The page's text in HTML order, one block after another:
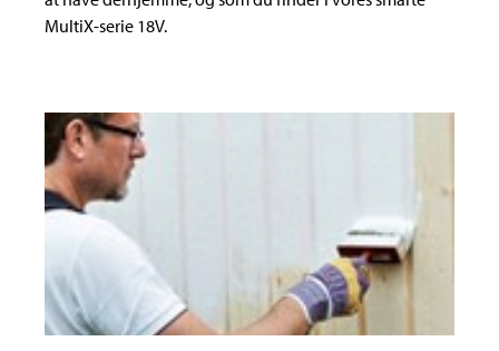
MultiX-serie 18V.